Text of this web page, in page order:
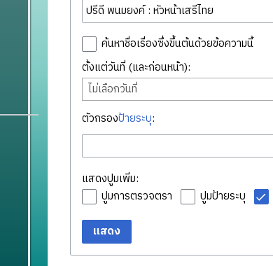
ค้นหาชื่อเรื่องซึ่งขึ้นต้นด้วยข้อความนี้
ตั้งแต่วันที่ (และก่อนหน้า):
ไม่เลือกวันที่
ตัวกรองป้ายระบุ:
แสดงปูมเพิ่ม:
ปูมการตรวจตรา
ปูมป้ายระบุ
แสดง